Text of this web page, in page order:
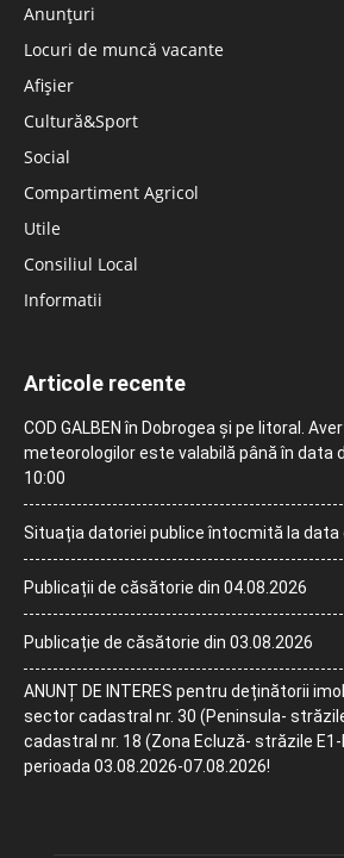
Anunțuri
Locuri de muncă vacante
Afișier
Cultură&Sport
Social
Compartiment Agricol
Utile
Consiliul Local
Informatii
Articole recente
COD GALBEN în Dobrogea și pe litoral.
meteorologilor este valabilă până în data
10:00
Situația datoriei publice întocmită la data
Publicații de căsătorie din 04.08.2026
Publicație de căsătorie din 03.08.2026
ANUNȚ DE INTERES pentru deținătorii
sector cadastral nr. 30 (Peninsula-
cadastral nr. 18 (Zona Ecluză- străzile
perioada 03.08.2026-07.08.2026!